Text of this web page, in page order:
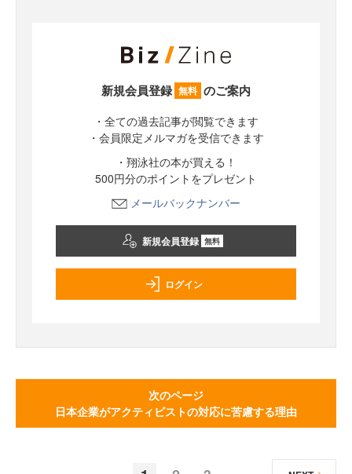
新規会員登録 無料 のご案内
・全ての過去記事が閲覧できます
・会員限定メルマガを受信できます
・翔泳社の本が買える！
500円分のポイントをプレゼント
メールバックナンバー
新規会員登録 無料
ログイン
次のページ
日本企業がアクティビストの対応に苦慮する理由